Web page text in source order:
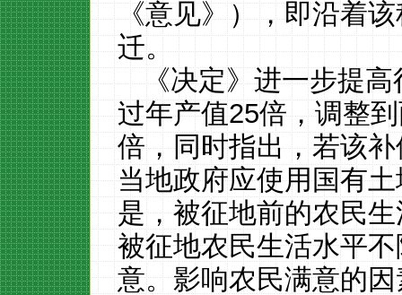
《意见》），即沿着
迁。
《决定》进一步提
过年产值25倍，调整
倍，同时指出，若该
当地政府应使用国有
是，被征地前的农民
被征地农民生活水平
意。影响农民满意的